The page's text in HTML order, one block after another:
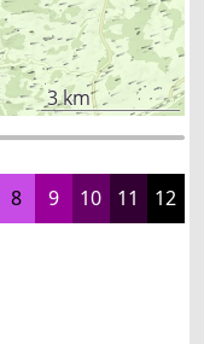
3 km
8 9 10 11 12